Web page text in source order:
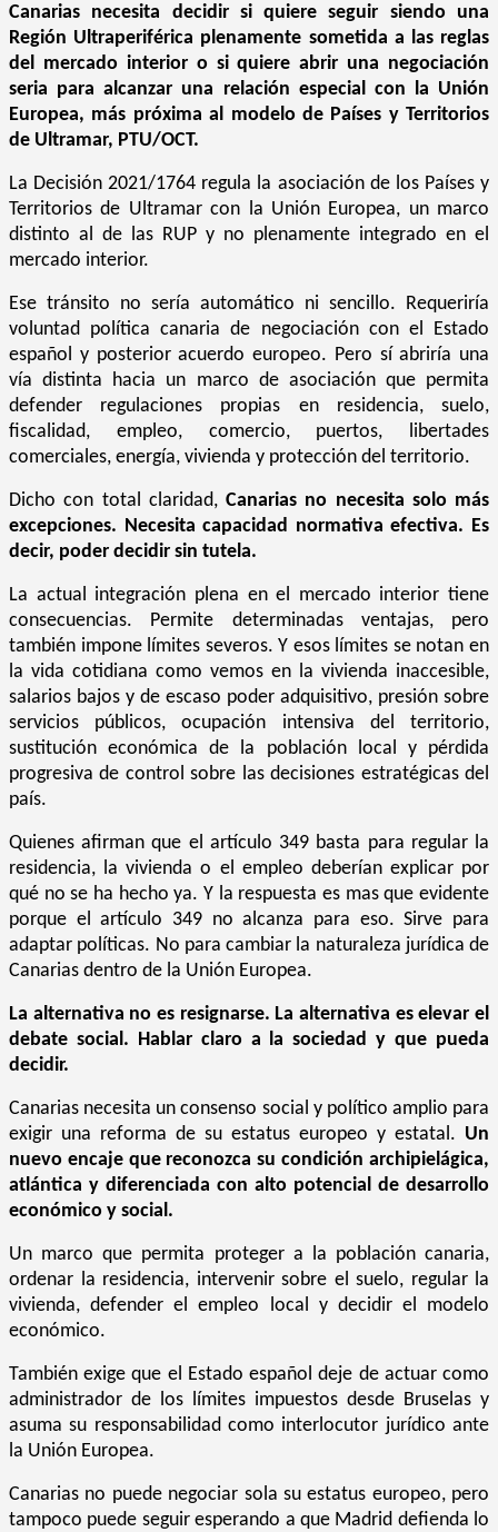
Canarias necesita decidir si quiere seguir siendo una
Región Ultraperiférica plenamente sometida a las reglas
del mercado interior o si quiere abrir una negociación
seria para alcanzar una relación especial con la Unión
Europea, más próxima al modelo de Países y Territorios
de Ultramar, PTU/OCT.
La Decisión 2021/1764 regula la asociación de los Países y
Territorios de Ultramar con la Unión Europea, un marco
distinto al de las RUP y no plenamente integrado en el
mercado interior.
Ese tránsito no sería automático ni sencillo. Requeriría
voluntad política canaria de negociación con el Estado
español y posterior acuerdo europeo. Pero sí abriría una
vía distinta hacia un marco de asociación que permita
defender regulaciones propias en residencia, suelo,
fiscalidad, empleo, comercio, puertos, libertades
comerciales, energía, vivienda y protección del territorio.
Dicho con total claridad, Canarias no necesita solo más
excepciones. Necesita capacidad normativa efectiva. Es
decir, poder decidir sin tutela.
La actual integración plena en el mercado interior tiene
consecuencias. Permite determinadas ventajas, pero
también impone límites severos. Y esos límites se notan en
la vida cotidiana como vemos en la vivienda inaccesible,
salarios bajos y de escaso poder adquisitivo, presión sobre
servicios públicos, ocupación intensiva del territorio,
sustitución económica de la población local y pérdida
progresiva de control sobre las decisiones estratégicas del
país.
Quienes afirman que el artículo 349 basta para regular la
residencia, la vivienda o el empleo deberían explicar por
qué no se ha hecho ya. Y la respuesta es mas que evidente
porque el artículo 349 no alcanza para eso. Sirve para
adaptar políticas. No para cambiar la naturaleza jurídica de
Canarias dentro de la Unión Europea.
La alternativa no es resignarse. La alternativa es elevar el
debate social. Hablar claro a la sociedad y que pueda
decidir.
Canarias necesita un consenso social y político amplio para
exigir una reforma de su estatus europeo y estatal. Un
nuevo encaje que reconozca su condición archipielágica,
atlántica y diferenciada con alto potencial de desarrollo
económico y social.
Un marco que permita proteger a la población canaria,
ordenar la residencia, intervenir sobre el suelo, regular la
vivienda, defender el empleo local y decidir el modelo
económico.
También exige que el Estado español deje de actuar como
administrador de los límites impuestos desde Bruselas y
asuma su responsabilidad como interlocutor jurídico ante
la Unión Europea.
Canarias no puede negociar sola su estatus europeo, pero
tampoco puede seguir esperando a que Madrid defienda lo